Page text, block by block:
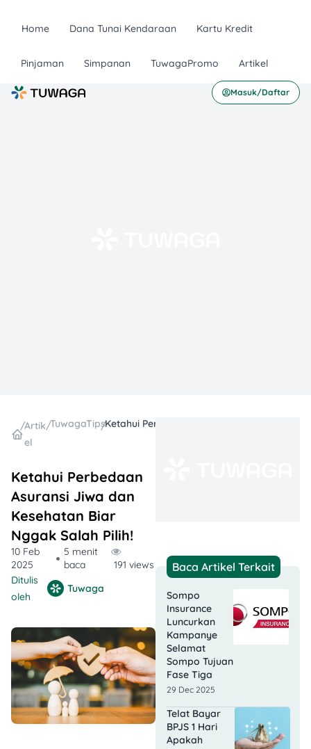
Home Dana Tunai Kendaraan Kartu Kredit
Pinjaman Simpanan TuwagaPromo Artikel
Masuk/Daftar
/Artik
el
/TuwagaTips
/
Ketahui Perbedaan
Asuransi Jiwa dan
Kesehatan Biar
Nggak Salah Pilih!
10 Feb
2025
5 menit
baca
191 views
Ditulis
oleh
Tuwaga
Baca Artikel Terkait
Sompo
Insurance
Luncurkan
Kampanye
Selamat
Sompo Tujuan
Fase Tiga
29 Dec 2025
Telat Bayar
BPJS 1 Hari
Apakah